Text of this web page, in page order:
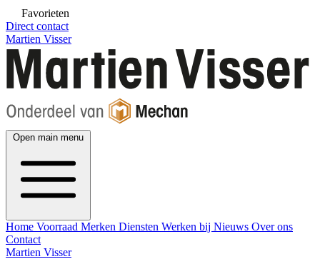
Favorieten
Direct contact
Martien Visser
Open main menu
Home Voorraad Merken Diensten Werken bij Nieuws Over ons
Contact
Martien Visser